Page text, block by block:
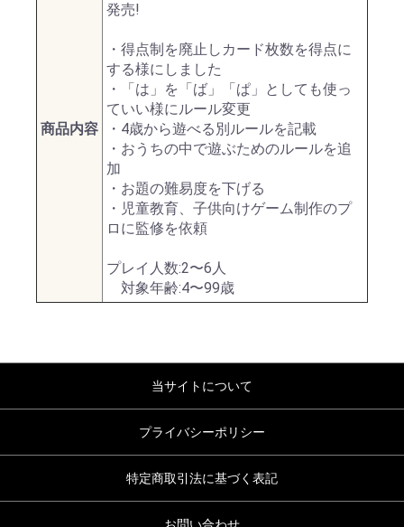
商品内容
発売!
・得点制を廃止しカード枚数を得点に
する様にしました
・「は」を「ば」「ぱ」としても使っ
ていい様にルール変更
・4歳から遊べる別ルールを記載
・おうちの中で遊ぶためのルールを追
加
・お題の難易度を下げる
・児童教育、子供向けゲーム制作のプ
ロに監修を依頼
プレイ人数:2〜6人
対象年齢:4〜99歳
当サイトについて
プライバシーポリシー
特定商取引法に基づく表記